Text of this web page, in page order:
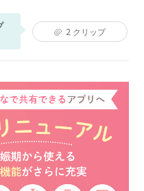
2 クリップ